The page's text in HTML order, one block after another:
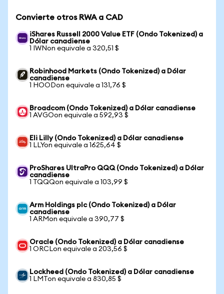
Convierte otros RWA a CAD
iShares Russell 2000 Value ETF (Ondo Tokenized) a
Dólar canadiense
1 IWNon equivale a 320,51 $
Robinhood Markets (Ondo Tokenized) a Dólar
canadiense
1 HOODon equivale a 131,76 $
Broadcom (Ondo Tokenized) a Dólar canadiense
1 AVGOon equivale a 592,93 $
Eli Lilly (Ondo Tokenized) a Dólar canadiense
1 LLYon equivale a 1625,64 $
ProShares UltraPro QQQ (Ondo Tokenized) a Dólar
canadiense
1 TQQQon equivale a 103,99 $
Arm Holdings plc (Ondo Tokenized) a Dólar
canadiense
1 ARMon equivale a 390,77 $
Oracle (Ondo Tokenized) a Dólar canadiense
1 ORCLon equivale a 203,56 $
Lockheed (Ondo Tokenized) a Dólar canadiense
1 LMTon equivale a 830,85 $